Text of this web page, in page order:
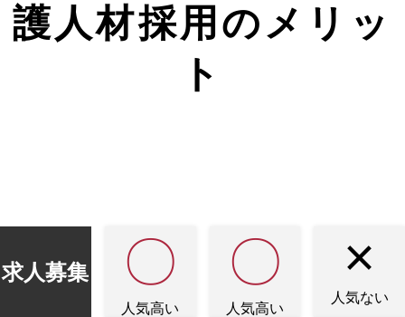
護人材採用のメリッ
ト
求人募集 〇
人気高い
〇
人気高い
×
人気ない